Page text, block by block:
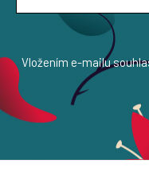
Vložením e-mailu